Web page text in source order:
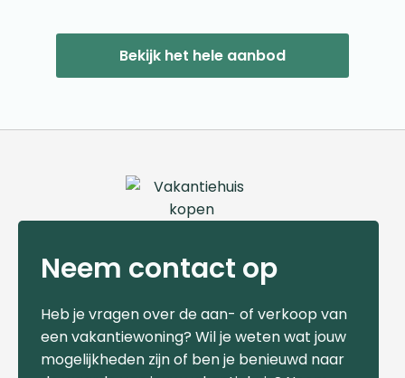
Bekijk het hele aanbod
Neem contact op
Heb je vragen over de aan- of verkoop van
een vakantiewoning? Wil je weten wat jouw
mogelijkheden zijn of ben je benieuwd naar